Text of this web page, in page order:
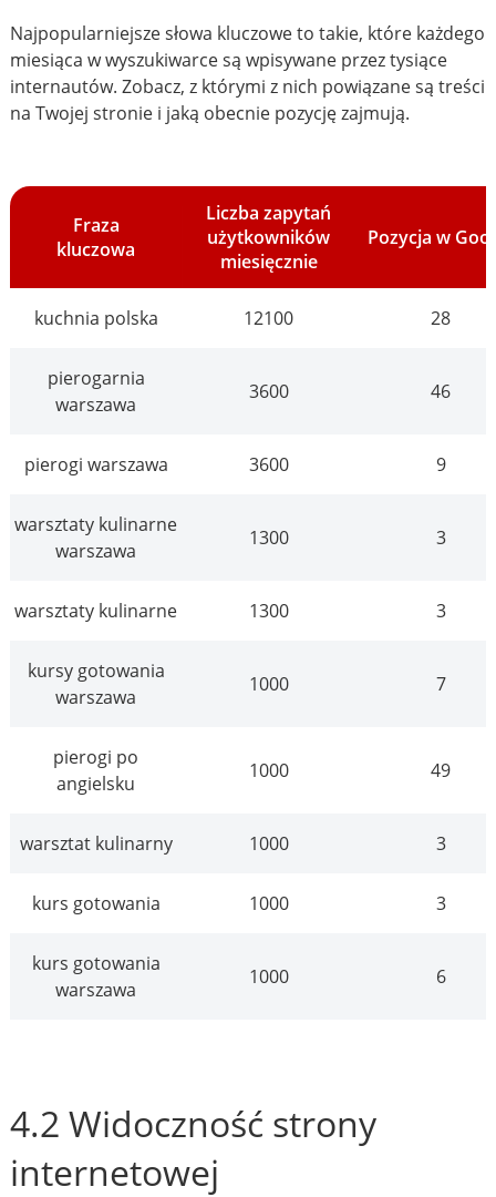
Najpopularniejsze słowa kluczowe to takie, które każdego
miesiąca w wyszukiwarce są wpisywane przez tysiące
internautów. Zobacz, z którymi z nich powiązane są treści
na Twojej stronie i jaką obecnie pozycję zajmują.
Fraza
kluczowa
Liczba zapytań
użytkowników
miesięcznie
Pozycja w
kuchnia polska 12100 28
pierogarnia
warszawa
3600 46
pierogi warszawa 3600 9
warsztaty kulinarne
warszawa
1300 3
warsztaty kulinarne 1300 3
kursy gotowania
warszawa
1000 7
pierogi po
angielsku
1000 49
warsztat kulinarny 1000 3
kurs gotowania 1000 3
kurs gotowania
warszawa
1000 6
4.2 Widoczność strony
internetowej